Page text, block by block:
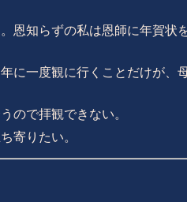
恩知らずの私は恩師に年賀状
に一度観に行くことだけが、
ので拝観できない。
寄りたい。